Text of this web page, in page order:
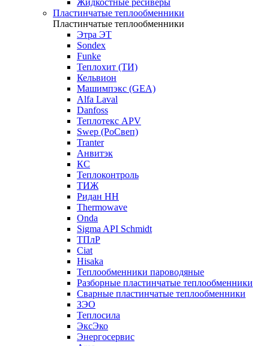
Жидкостные ресиверы
Пластинчатые теплообменники
Пластинчатые теплообменники
Этра ЭТ
Sondex
Funke
Теплохит (ТИ)
Кельвион
Машимпэкс (GEA)
Alfa Laval
Danfoss
Теплотекс APV
Swep (РоСвеп)
Tranter
Анвитэк
КС
Теплоконтроль
ТИЖ
Ридан НН
Thermowave
Onda
Sigma API Schmidt
ТПлР
Ciat
Hisaka
Теплообменники пароводяные
Разборные пластинчатые теплообменники
Сварные пластинчатые теплообменники
ЗЭО
Теплосила
ЭксЭко
Энергосервис